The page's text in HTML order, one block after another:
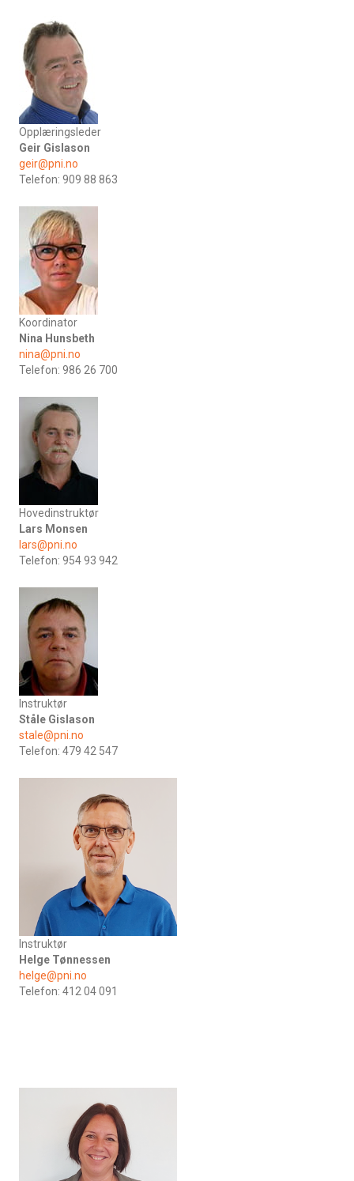
Opplæringsleder
Geir Gislason
geir@pni.no
Telefon: 909 88 863
Koordinator
Nina Hunsbeth
nina@pni.no
Telefon: 986 26 700
Hovedinstruktør
Lars Monsen
lars@pni.no
Telefon: 954 93 942
Instruktør
Ståle Gislason
stale@pni.no
Telefon: 479 42 547
Instruktør
Helge Tønnessen
helge@pni.no
Telefon: 412 04 091